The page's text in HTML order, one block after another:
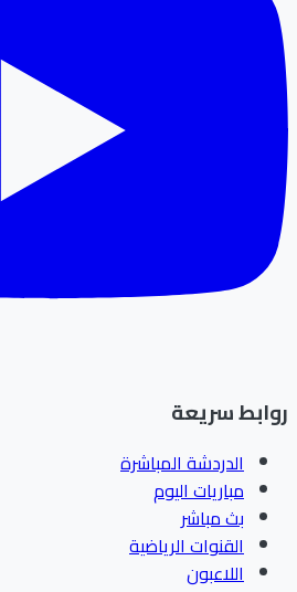
سريعة
الدردشة المباشرة
مباريات اليوم
بث مباشر
القنوات الرياضية
اللاعبون